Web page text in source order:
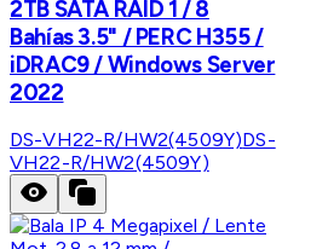
2TB SATA RAID 1 / 8
Bahías 3.5" / PERC H355 /
iDRAC9 / Windows Server
2022
DS-VH22-R/HW2(4509Y)DS-
VH22-R/HW2(4509Y)